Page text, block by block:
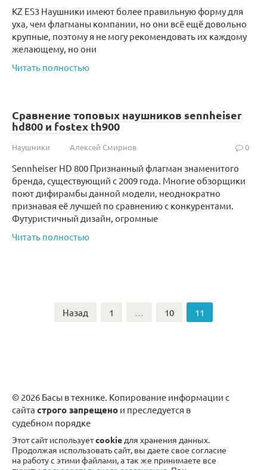
KZ ES3 Наушники имеют более правильную форму для
уха, чем флагманы компании, но они всё ещё довольно
крупные, поэтому я не могу рекомендовать их каждому
желающему, но они
Читать полностью
Сравнение топовых наушников sennheiser
hd800 и fostex th900
Наушники Алексей Смирнов 0
Sennheiser HD 800 Признанный флагман знаменитого
бренда, существующий с 2009 года. Многие обзорщики
поют дифирамбы данной модели, неоднократно
признавая её лучшей по сравнению с конкурентами.
Футуристичный дизайн, огромные
Читать полностью
Назад 1 … 10 11
© 2026 Басы в технике. Копирование информации с
сайта строго запрещено и преследуется в
судебном порядке
Этот сайт используетcookie для хранения данных.
Продолжая использовать сайт, вы даете свое согласие
на работу с этими файлами, а так же принимаете все